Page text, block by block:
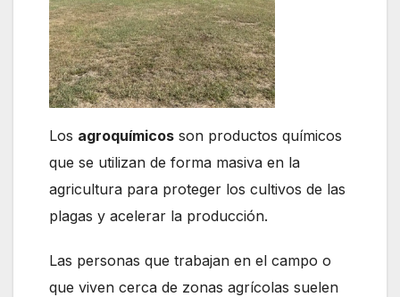
Los agroquímicos son productos químicos
que se utilizan de forma masiva en la
agricultura para proteger los cultivos de las
plagas y acelerar la producción.
Las personas que trabajan en el campo o
que viven cerca de zonas agrícolas suelen